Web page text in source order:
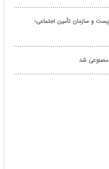
و سازمان تأمین اجتماعی؛
مصنوعی شد